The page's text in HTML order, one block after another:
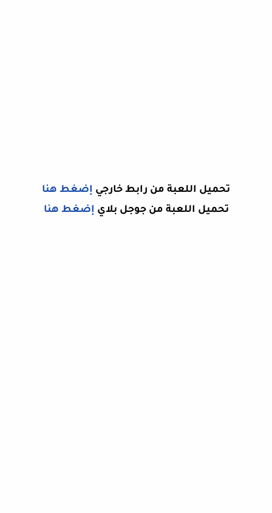
تحميل اللعبة من رابط خارجي إضغط هنا
تحميل اللعبة من جوجل بلاي إضغط هنا